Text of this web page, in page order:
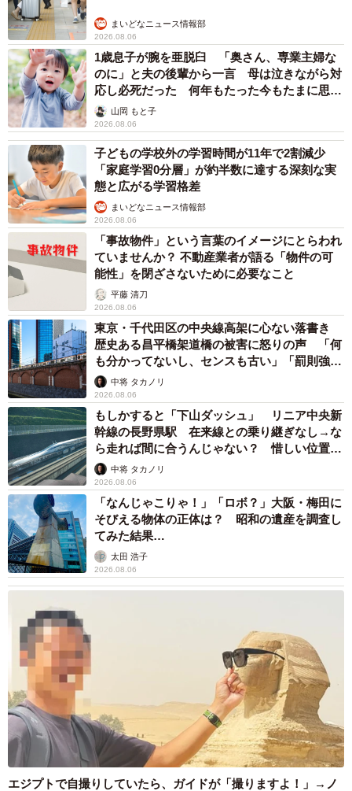
「大しめ縄」が8年ぶり掛けかえ 伝統の「大
撚り合わせ」が28万回超再生「ほんとに圧巻」
まいどなニュース調査部
2026.08.06
「ミステリーの女王」と呼ばれた作家の娘は
「2時間サスペンスの女王」 聞いていたのと
違う血液型に「私は誰の子なの？」【徹子の部
屋】まいどなニュース
2026.08.06
「わぁ…姐さん…」「永遠にお美しい」 大女
優岩下志麻さん、写真家のインスタに登場
まいどなメディア
2026.08.05
「ふざけてません…真剣です」京都の老舗和菓
子店 次はカブトムシの幼虫 職人が手がけた
ゲテモノ和菓子 見事な造形に「気持ち悪いく
らいリアル」
中将 タカノリ
2026.08.05
【漫画】中学受験のリアル「あの子、最近見な
いね」…御三家を目指していたはずの家庭が消
えていく 限界を迎えた子を目の当りに
松波 穂乃圭
2026.08.05
市販薬のオーバードーズ対策で改正薬機法が5
月に施行、かぜ薬を購入した人の約6割が「法
改正を認知」乱用防止の指定成分とは？
まいどなニュース情報部
2026.08.05
紗栄子の長男 18歳のモデル、カジュアルコー
デのおしゃれ近影が「両親のいいとこ取りの美
しいお顔立ち」 9歳に渡英し全寮制カレッジ
で学ぶ
たった50パーツのレゴで作った極小仏壇 ろう
そく、花立て、お供えのご飯、観音開きの扉の
奥には位牌も…「チーンの音が聞こえてきそ